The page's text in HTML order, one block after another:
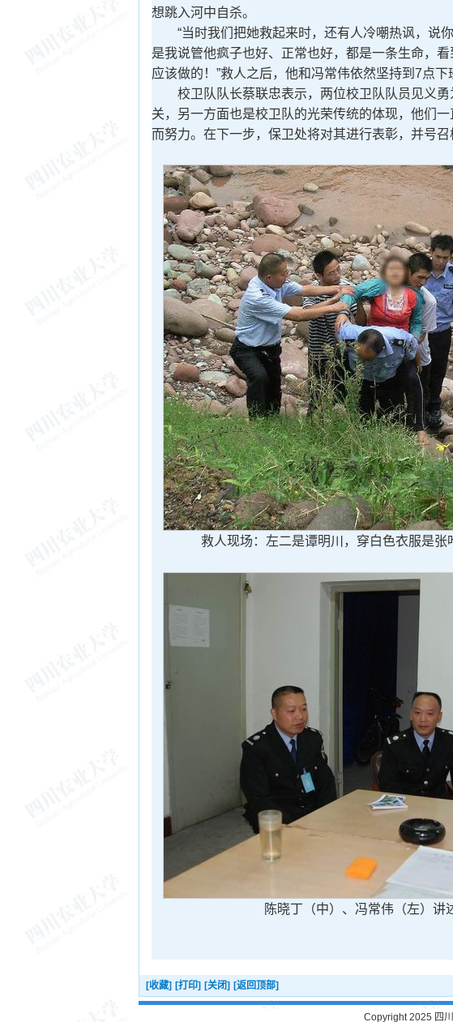
想跳入河中自杀。
“当时我们把她救起来时，还有人冷嘲热讽，说你
是我说管他疯子也好、正常也好，都是一条生命，
应该做的！”救人之后，他和冯常伟依然坚持到7点下
校卫队队长蔡联忠表示，两位校卫队队员见义勇
关，另一方面也是校卫队的光荣传统的体现，他们
而努力。在下一步，保卫处将对其进行表彰，并号召
救人现场：左二是谭明川，穿白色衣服是张
陈晓丁（中）、冯常伟（左）讲
[收藏] [打印] [关闭] [返回顶部]
Copyright 2025 四